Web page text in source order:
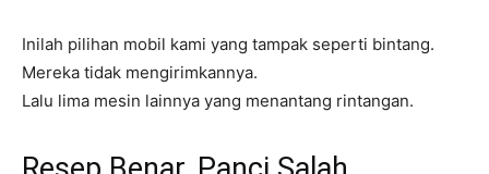
Inilah pilihan mobil kami yang tampak seperti bintang.
Mereka tidak mengirimkannya.
Lalu lima mesin lainnya yang menantang rintangan.